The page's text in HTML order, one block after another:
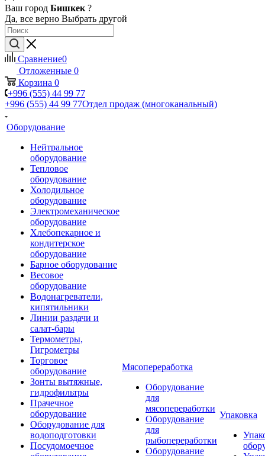
Ваш город Бишкек ?
Да, все верно Выбрать другой
Сравнение0
Отложенные 0
Корзина 0
+996 (555) 44 99 77
+996 (555) 44 99 77Отдел продаж (многоканальный)
Оборудование
Нейтральное
оборудование
Тепловое
оборудование
Холодильное
оборудование
Электромеханическое
оборудование
Хлебопекарное и
кондитерское
оборудование
Барное оборудование
Весовое
оборудование
Водонагреватели,
кипятильники
Линии раздачи и
салат-бары
Термометры,
Гигрометры
Торговое
оборудование
Зонты вытяжные,
гидрофильтры
Прачечное
оборудование
Оборудование для
водоподготовки
Посудомоечное
Мясопереработка
Оборудование
для
мясопереработки
Оборудование
для
рыбопереработки
Оборудование
Упаковка